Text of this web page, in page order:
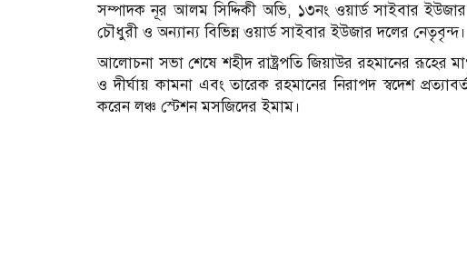
সম্পাদক নূর আলম সিদ্দিকী অভি, ১৩নং ওয়ার্ড সাইবার
চৌধুরী ও অন্যান্য বিভিন্ন ওয়ার্ড সাইবার ইউজার দলের নেতৃবৃন্দ।
আলোচনা সভা শেষে শহীদ রাষ্ট্রপতি জিয়াউর রহমানের রূহের
ও দীর্ঘায় কামনা এবং তারেক রহমানের নিরাপদ স্বদেশ
করেন লঞ্চ স্টেশন মসজিদের ইমাম।